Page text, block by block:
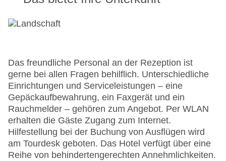
Das freundliche Personal an der Rezeption ist
gerne bei allen Fragen behilflich. Unterschiedliche
Einrichtungen und Serviceleistungen – eine
Gepäckaufbewahrung, ein Faxgerät und ein
Rauchmelder – gehören zum Angebot. Per WLAN
erhalten die Gäste Zugang zum Internet.
Hilfestellung bei der Buchung von Ausflügen wird
am Tourdesk geboten. Das Hotel verfügt über eine
Reihe von behindertengerechten Annehmlichkeiten.